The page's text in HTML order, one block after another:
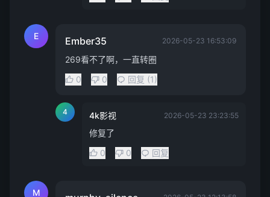
E Ember35 2026-05-23 16:53:09
269看不了啊，一直转圈
0
0 回复 (1)
4 4k影视 2026-05-23 23:23:55
修复了
0
0 回复
M